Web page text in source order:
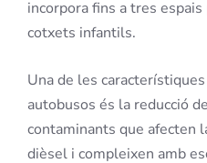
incorpora fins a tres
cotxets infantils.
Una de les
autobusos és la reducció
contaminants que afecten
dièsel i compleixen amb